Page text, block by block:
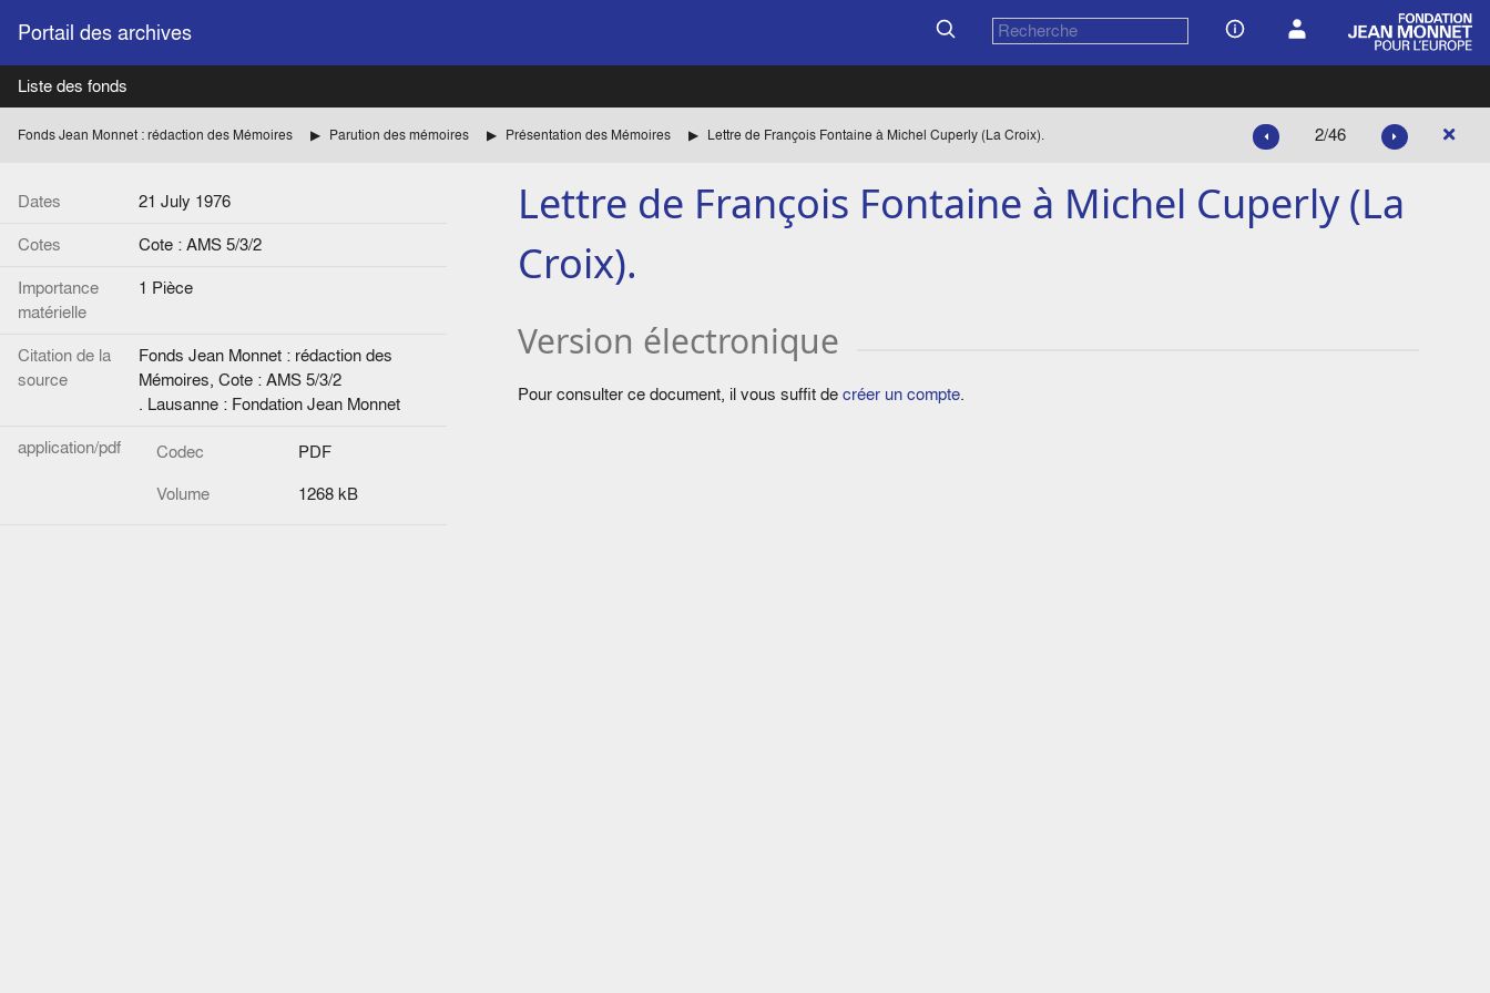
Portail des archives
Liste des fonds
Fonds Jean Monnet : rédaction des Mémoires Parution des mémoires Présentation des Mémoires Lettre de François Fontaine à Michel Cuperly (La Croix). 2/46
Dates
21 July 1976
Cotes
Cote : AMS 5/3/2
Importance
matérielle
1 Pièce
Citation de la
source
Fonds Jean Monnet : rédaction des
Mémoires, Cote : AMS 5/3/2
. Lausanne : Fondation Jean Monnet
application/pdf
Codec
PDF
Volume
1268 kB
Lettre de François Fontaine à Michel Cuperly (La
Croix).
Version électronique
Pour consulter ce document, il vous suffit decréer un compte.